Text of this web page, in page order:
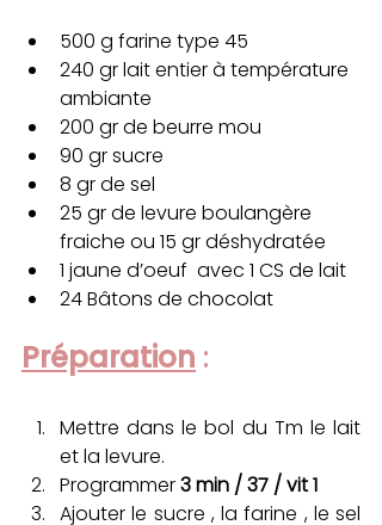
500 g farine type 45
240 gr lait entier à température
ambiante
200 gr de beurre mou
90 gr sucre
8 gr de sel
25 gr de levure boulangère
fraiche ou 15 gr déshydratée
1 jaune d’oeuf  avec 1 CS de lait
24 Bâtons de chocolat
Préparation :
Mettre dans le bol du Tm le lait
et la levure.
Programmer 3 min / 37 / vit 1
Ajouter le sucre , la farine , le sel